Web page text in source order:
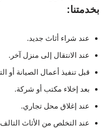
بخدمتنا:
عند شراء أثاث جديد.
عند الانتقال إلى منزل آخر.
قبل تنفيذ أعمال الصيانة أو
بعد إخلاء مكتب أو شركة.
عند إغلاق محل تجاري.
عند التخلص من الأثاث